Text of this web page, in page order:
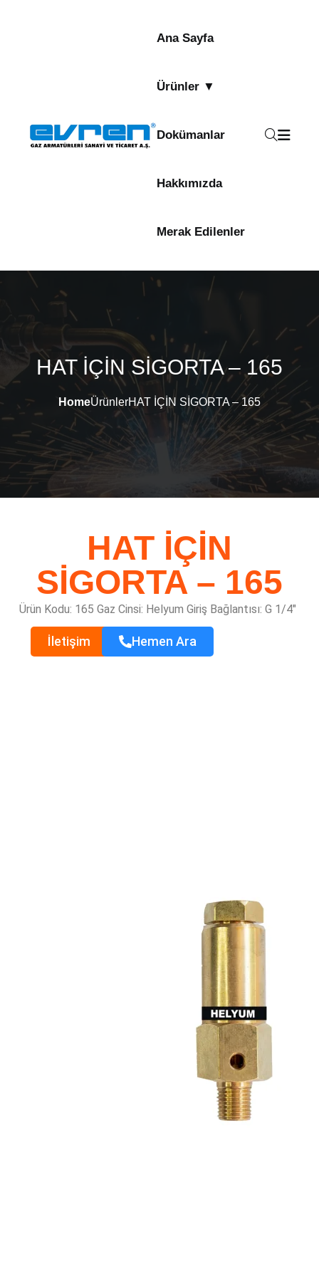
Ana Sayfa
Ürünler ▼
Dokümanlar
Hakkımızda
Merak Edilenler
HAT İÇİN SİGORTA – 165
HomeÜrünlerHAT İÇİN SİGORTA – 165
HAT İÇİN
SİGORTA – 165
Ürün Kodu: 165 Gaz Cinsi: Helyum Giriş Bağlantısı: G 1/4″
İletişim Hemen Ara